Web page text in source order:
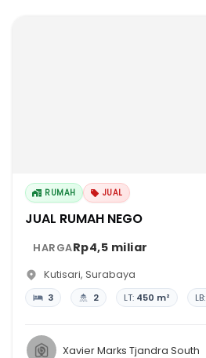
RUMAH JUAL
JUAL RUMAH NEGO
HARGARp4,5 miliar
Kutisari, Surabaya
3 2 LT: 450 m² LB:
Xavier Marks Tjandra South